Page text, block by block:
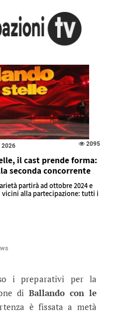
2026 2095
il cast prende forma:
seconda concorrente
partirà ad ottobre 2024 e
alla partecipazione: tutti i
le Stelle, il cast
i preparativi per la
diBallando con le
è fissata a metà